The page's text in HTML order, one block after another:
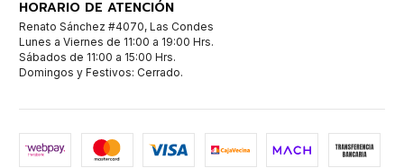
HORARIO DE ATENCIÓN
Renato Sánchez #4070, Las Condes
Lunes a Viernes de 11:00 a 19:00 Hrs.
Sábados de 11:00 a 15:00 Hrs.
Domingos y Festivos: Cerrado.